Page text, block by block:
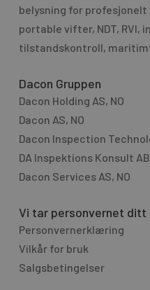
g
e
i
v
:
belysning for
portable vifter, NDT, RVI,
tilstandskontroll,
Dacon Gruppen
Dacon Holding AS, NO
Dacon AS, NO
Dacon Inspection
DA Inspektions Konsult
Dacon Services AS, NO
Vi tar personvernet ditt
Personvernerklæring
Vilkår for bruk
Salgsbetingelser